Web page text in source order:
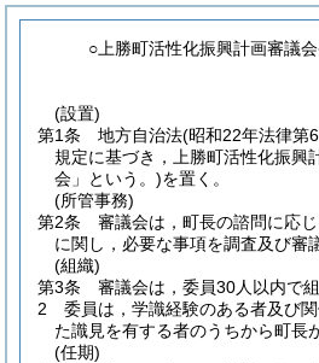
○上勝町活性化振興計画審議会
(設置)
第1条
地方自治法(昭和22年法律第
規定に基づき，上勝町活性化振興
会」という。)を置く。
(所管事務)
第2条
審議会は，町長の諮問に応
に関し，必要な事項を調査及び審
(組織)
第3条
審議会は，委員30人以内で組
2
委員は，学識経験のある者及び
た識見を有する者のうちから町長
(任期)